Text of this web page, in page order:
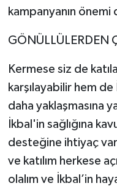
kampanyanın önemi
GÖNÜLLÜLERDEN
Kermese siz de
karşılayabilir hem
daha yaklaşmasına
İkbal'in sağlığına
desteğine ihtiyaç
ve katılım herkese
olalım ve İkbal’in